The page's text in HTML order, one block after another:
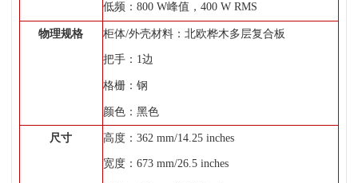
低频：800 W峰值，400 W RMS
物理规格 柜体/外壳材料：北欧桦木多层复合板
把手：1边
格栅：钢
颜色：黑色
尺寸 高度：362 mm/14.25 inches
宽度：673 mm/26.5 inches